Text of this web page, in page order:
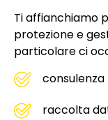
Ti affianchiamo
protezione e
particolare ci
consulenza
raccolta